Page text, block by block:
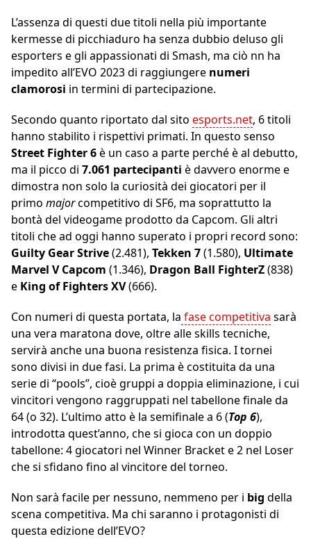
L’assenza di questi due titoli nella più importante
kermesse di picchiaduro ha senza dubbio deluso gli
esporters e gli appassionati di Smash, ma ciò nn ha
impedito all’EVO 2023 di raggiungere numeri
clamorosi in termini di partecipazione.
Secondo quanto riportato dal sito esports.net, 6 titoli
hanno stabilito i rispettivi primati. In questo senso
Street Fighter 6è un caso a parte perché è al debutto,
ma il picco di 7.061 partecipanti è davvero enorme e
dimostra non solo la curiosità dei giocatori per il
primo majorcompetitivo di SF6, ma soprattutto la
bontà del videogame prodotto da Capcom. Gli altri
titoli che ad oggi hanno superato i propri record sono:
Guilty Gear Strive(2.481), Tekken 7(1.580), Ultimate
Marvel V Capcom (1.346), Dragon Ball FighterZ(838)
e King of Fighters XV(666).
Con numeri di questa portata, la fase competitiva sarà
una vera maratona dove, oltre alle skills tecniche,
servirà anche una buona resistenza fisica. I tornei
sono divisi in due fasi. La prima è costituita da una
serie di “pools”, cioè gruppi a doppia eliminazione, i cui
vincitori vengono raggruppati nel tabellone finale da
64 (o 32). L’ultimo atto è la semifinale a 6 (Top 6),
introdotta quest’anno, che si gioca con un doppio
tabellone: 4 giocatori nel Winner Bracket e 2 nel Loser
che si sfidano fino al vincitore del torneo.
Non sarà facile per nessuno, nemmeno per i big della
scena competitiva. Ma chi saranno i protagonisti di
questa edizione dell’EVO?